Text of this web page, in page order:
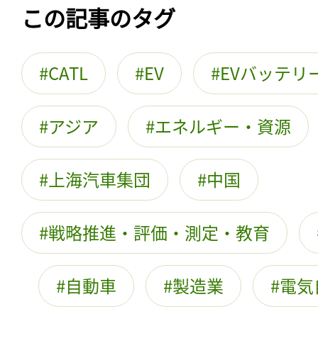
この記事のタグ
CATL EV EVバッテリ
アジア エネルギー・資源
上海汽車集団 中国
戦略推進・評価・測定・教育
自動車 製造業 電